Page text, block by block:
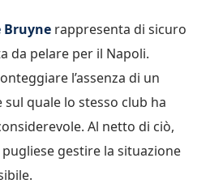
Bruyne rappresenta di sicuro
da pelare per il Napoli.
l’assenza di un
quale lo stesso club ha
Al netto di ciò,
gestire la situazione